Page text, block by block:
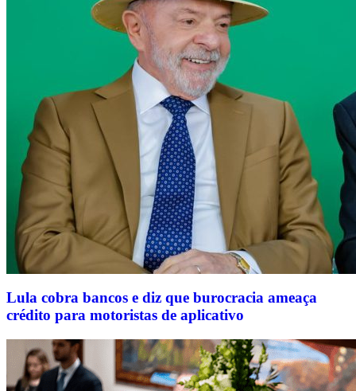
Lula cobra bancos e diz que burocracia ameaça
crédito para motoristas de aplicativo